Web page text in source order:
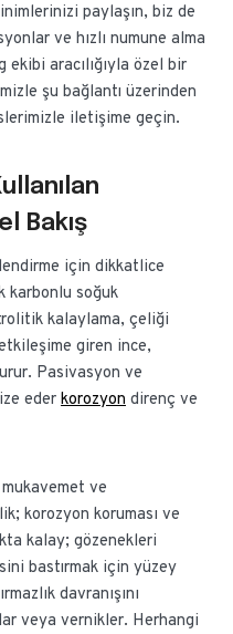
paylaşın, biz de
ve hızlı numune alma
aracılığıyla özel bir
şu bağlantı üzerinden
iletişime geçin.
Bakış
için dikkatlice
karbonlu soğuk
kalaylama, çeliği
giren ince,
Pasivasyon ve
eder korozyon direnç ve
mukavemet ve
korozyon koruması ve
kalay; gözenekleri
bastırmak için yüzey
davranışını
veya vernikler. Herhangi